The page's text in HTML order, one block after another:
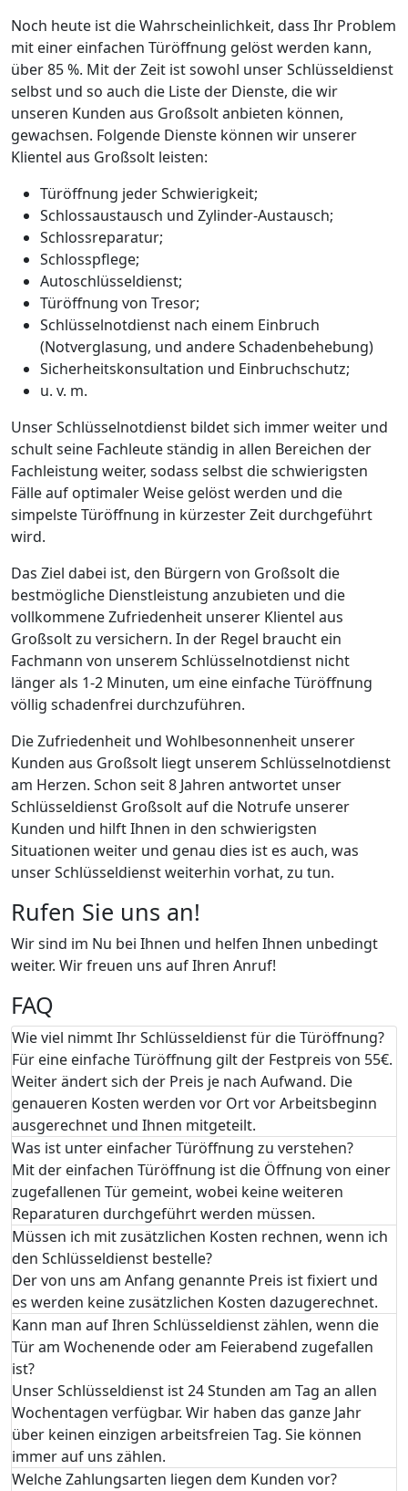
Noch heute ist die Wahrscheinlichkeit, dass Ihr Problem
mit einer einfachen Türöffnung gelöst werden kann,
über 85 %. Mit der Zeit ist sowohl unser Schlüsseldienst
selbst und so auch die Liste der Dienste, die wir
unseren Kunden aus Großsolt anbieten können,
gewachsen. Folgende Dienste können wir unserer
Klientel aus Großsolt leisten:
Türöffnung jeder Schwierigkeit;
Schlossaustausch und Zylinder-Austausch;
Schlossreparatur;
Schlosspflege;
Autoschlüsseldienst;
Türöffnung von Tresor;
Schlüsselnotdienst nach einem Einbruch
(Notverglasung, und andere Schadenbehebung)
Sicherheitskonsultation und Einbruchschutz;
u. v. m.
Unser Schlüsselnotdienst bildet sich immer weiter und
schult seine Fachleute ständig in allen Bereichen der
Fachleistung weiter, sodass selbst die schwierigsten
Fälle auf optimaler Weise gelöst werden und die
simpelste Türöffnung in kürzester Zeit durchgeführt
wird.
Das Ziel dabei ist, den Bürgern von Großsolt die
bestmögliche Dienstleistung anzubieten und die
vollkommene Zufriedenheit unserer Klientel aus
Großsolt zu versichern. In der Regel braucht ein
Fachmann von unserem Schlüsselnotdienst nicht
länger als 1-2 Minuten, um eine einfache Türöffnung
völlig schadenfrei durchzuführen.
Die Zufriedenheit und Wohlbesonnenheit unserer
Kunden aus Großsolt liegt unserem Schlüsselnotdienst
am Herzen. Schon seit 8 Jahren antwortet unser
Schlüsseldienst Großsolt auf die Notrufe unserer
Kunden und hilft Ihnen in den schwierigsten
Situationen weiter und genau dies ist es auch, was
unser Schlüsseldienst weiterhin vorhat, zu tun.
Rufen Sie uns an!
Wir sind im Nu bei Ihnen und helfen Ihnen unbedingt
weiter. Wir freuen uns auf Ihren Anruf!
FAQ
Wie viel nimmt Ihr Schlüsseldienst für die Türöffnung?
Für eine einfache Türöffnung gilt der Festpreis von 55€.
Weiter ändert sich der Preis je nach Aufwand. Die
genaueren Kosten werden vor Ort vor Arbeitsbeginn
ausgerechnet und Ihnen mitgeteilt.
Was ist unter einfacher Türöffnung zu verstehen?
Mit der einfachen Türöffnung ist die Öffnung von einer
zugefallenen Tür gemeint, wobei keine weiteren
Reparaturen durchgeführt werden müssen.
Müssen ich mit zusätzlichen Kosten rechnen, wenn ich
den Schlüsseldienst bestelle?
Der von uns am Anfang genannte Preis ist fixiert und
es werden keine zusätzlichen Kosten dazugerechnet.
Kann man auf Ihren Schlüsseldienst zählen, wenn die
Tür am Wochenende oder am Feierabend zugefallen
ist?
Unser Schlüsseldienst ist 24 Stunden am Tag an allen
Wochentagen verfügbar. Wir haben das ganze Jahr
über keinen einzigen arbeitsfreien Tag. Sie können
immer auf uns zählen.
Welche Zahlungsarten liegen dem Kunden vor?